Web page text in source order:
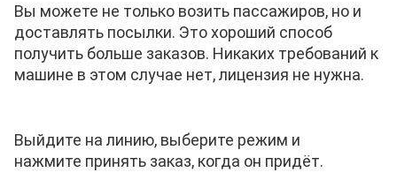
Вы можете не только возить пассажиров, но и
доставлять посылки. Это хороший способ
получить больше заказов. Никаких требований к
машине в этом случае нет, лицензия не нужна.
Выйдите на линию, выберите режим и
нажмите принять заказ, когда он придёт.